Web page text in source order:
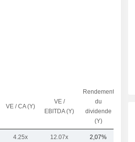
VE / CA (Y)
VE /
EBITDA (Y)
Rendement
du
dividende
(Y)
4.25x 12.07x 2,07%